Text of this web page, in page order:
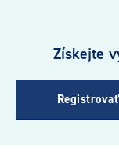
Získejte